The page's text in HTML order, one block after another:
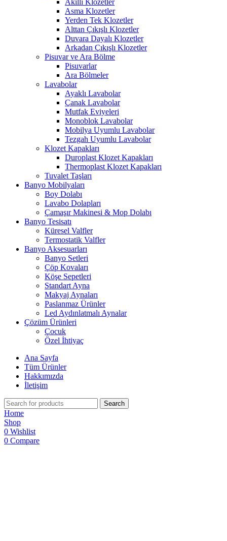
Akıllı Klozetler
Asma Klozetler
Yerden Tek Klozetler
Alttan Çıkışlı Klozetler
Duvara Dayalı Klozetler
Arkadan Çıkışlı Klozetler
Pisuvar ve Ara Bölme
Pisuvarlar
Ara Bölmeler
Lavabolar
Ayaklı Lavabolar
Çanak Lavabolar
Mutfak Eviyeleri
Monoblok Lavabolar
Mobilya Uyumlu Lavabolar
Tezgah Uyumlu Lavabolar
Klozet Kapakları
Duroplast Klozet Kapakları
Thermoplast Klozet Kapakları
Tuvalet Taşları
Banyo Mobilyaları
Boy Dolabı
Lavabo Dolapları
Çamaşır Makinesi & Mop Dolabı
Banyo Tesisatı
Küresel Valfler
Termostatik Valfler
Banyo Aksesuarları
Banyo Setleri
Çöp Kovaları
Köşe Sepetleri
Standart Ayna
Makyaj Aynaları
Paslanmaz Ürünler
Led Aydınlatmalı Aynalar
Çözüm Ürünleri
Çocuk
Özel İhtiyaç
Ana Sayfa
Tüm Ürünler
Hakkımızda
İletişim
Search
Home
Shop
0 Wishlist
0 Compare